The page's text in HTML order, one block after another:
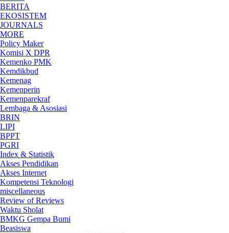
BERITA
EKOSISTEM
JOURNALS
MORE
Policy Maker
Komisi X DPR
Kemenko PMK
Kemdikbud
Kemenag
Kemenperin
Kemenparekraf
Lembaga & Asosiasi
BRIN
LIPI
BPPT
PGRI
Index & Statistik
Akses Pendidikan
Akses Internet
Kompetensi Teknologi
miscellaneous
Review of Reviews
Waktu Sholat
BMKG Gempa Bumi
Beasiswa